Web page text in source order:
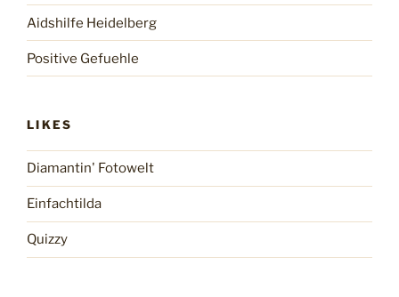
Aidshilfe Heidelberg
Positive Gefuehle
LIKES
Diamantin' Fotowelt
Einfachtilda
Quizzy